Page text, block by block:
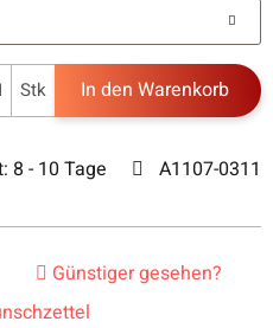
Stk In den Warenkorb
8 - 10 Tage A1107-0311
Günstiger gesehen?